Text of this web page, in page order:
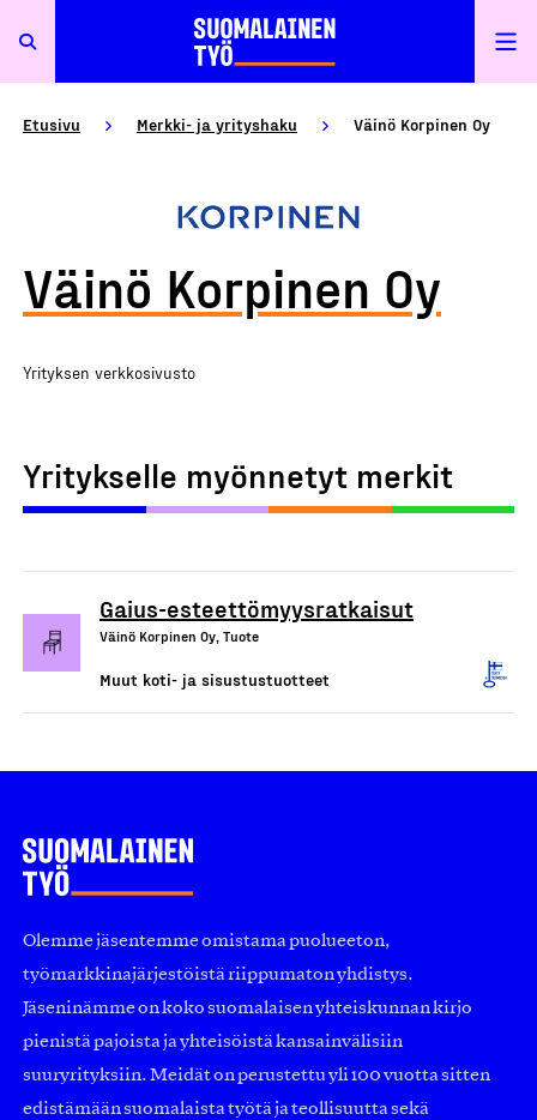
Etusivu Merkki- ja yrityshaku Väinö Korpinen Oy
Väinö Korpinen Oy
Yrityksen verkkosivusto
Yritykselle myönnetyt merkit
Gaius-esteettömyysratkaisut
Väinö Korpinen Oy, Tuote
Muut koti- ja sisustustuotteet
Olemme jäsentemme omistama puolueeton,
työmarkkinajärjestöistä riippumaton yhdistys.
Jäseninämme on koko suomalaisen yhteiskunnan kirjo
pienistä pajoista ja yhteisöistä kansainvälisiin
suuryrityksiin. Meidät on perustettu yli 100 vuotta sitten
edistämään suomalaista työtä ja teollisuutta sekä